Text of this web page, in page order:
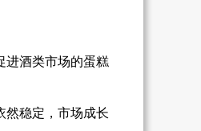
进酒类市场的蛋糕
然稳定，市场成长